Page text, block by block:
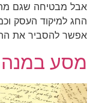
אבל מבטיחה שגם
החג למיקוד העסק
אפשר להסביר את
מסע